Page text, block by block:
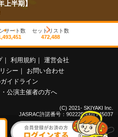
上半期】
サート数
セットリスト数
472,488
｜ 利用規約 ｜ 運営会社
シー ｜
お問い合わせ
イドライン
公演主催者の方へ
(C) 2021- SKIYAKI Inc.
JASRAC許諾番号：9022255001Y45037